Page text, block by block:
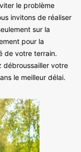
le problème
invitons de réaliser
sur la
pour la
de votre terrain.
débroussailler votre
le meilleur délai.